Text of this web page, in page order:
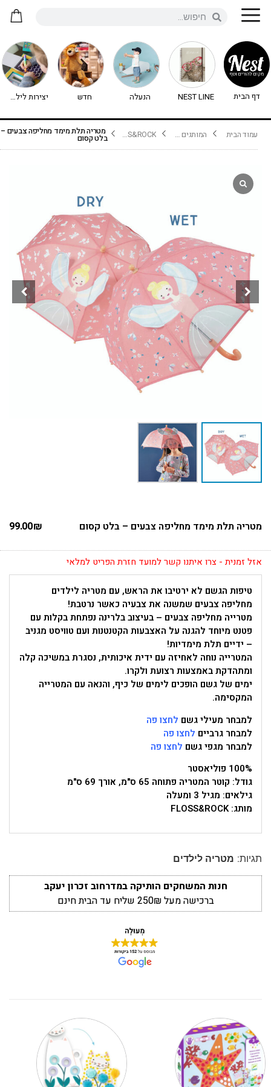
דף הבית NEST LINE הנעלה חדש יצירות לילדים - יצירה לילדים
עמוד הבית המותגים שלנו FLOSS&ROCK מטריה תלת מימד מחליפה צבעים –
בלט קסום
מטריה תלת מימד מחליפה צבעים – בלט קסום 99.00₪
אזל זמנית - צרו איתנו קשר למועד חזרת הפריט למלאי
טיפות הגשם לא ירטיבו את הראש, עם מטריה לילדים
מחליפה צבעים שמשנה את צבעיה כאשר נרטבת!
מטרייה מחליפה צבעים – בעיצוב בלרינה נפתחת בקלות עם
פטנט מיוחד להגנה על האצבעות הקטנטנות ועם טוויסט מגניב
– ידיים תלת מימדיות!
המטרייה נוחה לאחיזה עם ידית איכותית, נסגרת במשיכה קלה
ומתהדקת באמצעות רצועת ולקרו.
ימים של גשם הופכים לימים של כיף, והנאה עם המטרייה
המקסימה.
למבחר מעילי גשם לחצו פה
למבחר גרביים לחצו פה
למבחר מגפי גשם לחצו פה
100% פוליאסטר
גודל: קוטר המטריה פתוחה 65 ס"מ, אורך 69 ס"מ
גילאים: מגיל 3 ומעלה
מותג: FLOSS&ROCK
תגיות: מטריה לילדים
חנות המשחקים הותיקה במדרחוב זכרון יעקב
ברכישה מעל 250₪ שליח עד הבית חינם